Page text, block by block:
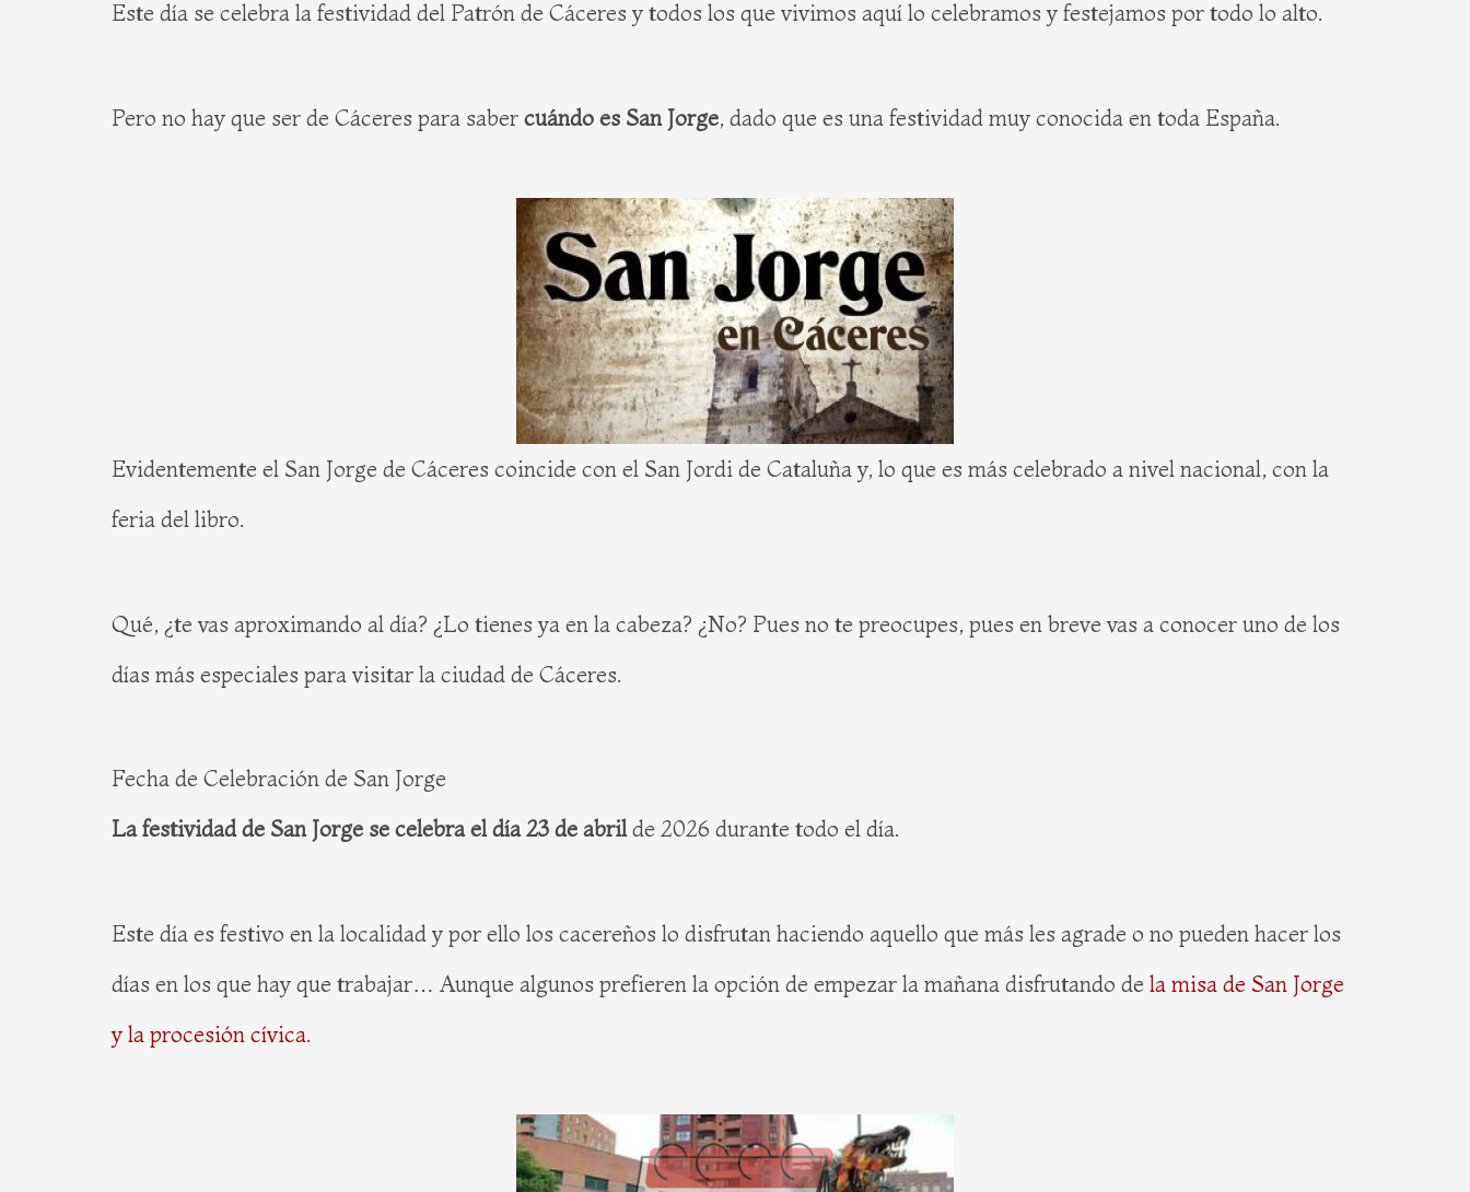
Este día se celebra la festividad del Patrón de Cáceres y todos los que vivimos aquí lo celebramos y festejamos por todo lo alto.
Pero no hay que ser de Cáceres para saber cuándo es San Jorge, dado que es una festividad muy conocida en toda España.
Evidentemente el San Jorge de Cáceres coincide con el San Jordi de Cataluña y, lo que es más celebrado a nivel nacional, con la
feria del libro.
Qué, ¿te vas aproximando al día? ¿Lo tienes ya en la cabeza? ¿No? Pues no te preocupes, pues en breve vas a conocer uno de los
días más especiales para visitar la ciudad de Cáceres.
Fecha de Celebración de San Jorge
La festividad de San Jorge se celebra el día 23 de abrilde 2026 durante todo el día.
Este día es festivo en la localidad y por ello los cacereños lo disfrutan haciendo aquello que más les agrade o no pueden hacer los
días en los que hay que trabajar… Aunque algunos prefieren la opción de empezar la mañana disfrutando de la misa de San Jorge
y la procesión cívica.